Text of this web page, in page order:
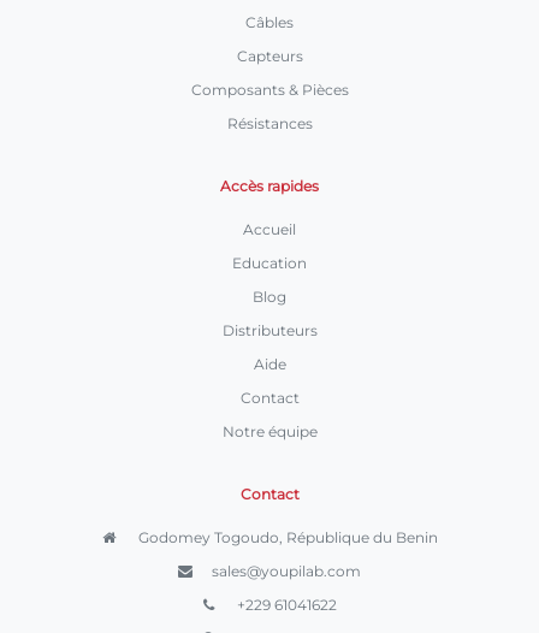
Câbles
Capteurs
Composants & Pièces
Résistances
Accès rapides
Accueil
Education
Blog
Distributeurs
Aide
Contact
Notre équipe
Contact
Godomey Togoudo, République du Benin
sales@youpilab.com
+229 61041622